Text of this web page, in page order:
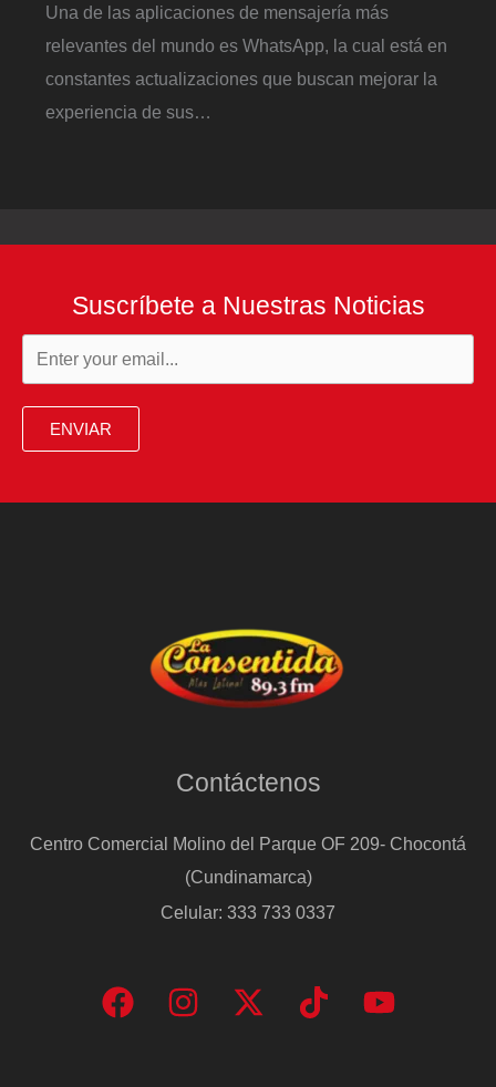
Una de las aplicaciones de mensajería más
relevantes del mundo es WhatsApp, la cual está en
constantes actualizaciones que buscan mejorar la
experiencia de sus…
Suscríbete a Nuestras Noticias
ENVIAR
Contáctenos
Centro Comercial Molino del Parque OF 209- Chocontá
(Cundinamarca)
Celular: 333 733 0337